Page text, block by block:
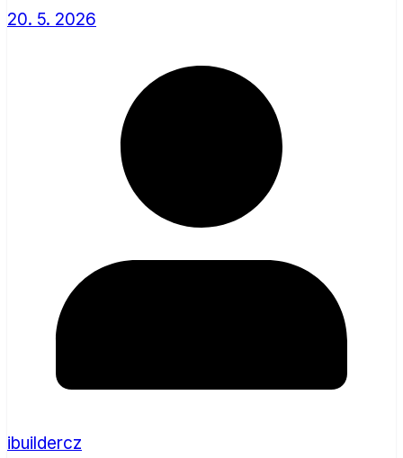
20. 5. 2026
ibuildercz